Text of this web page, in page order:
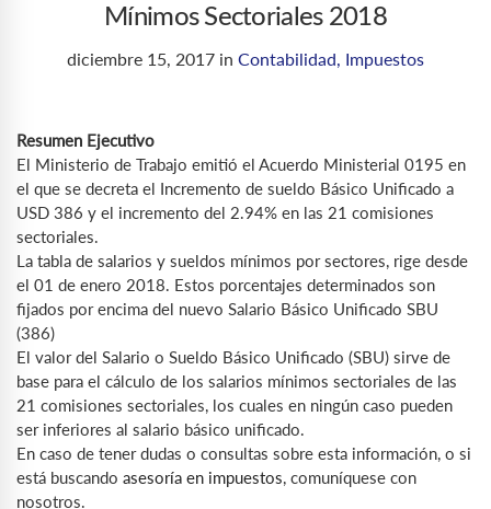
Mínimos Sectoriales 2018
diciembre 15, 2017 in Contabilidad Impuestos
Resumen Ejecutivo
El Ministerio de Trabajo emitió el Acuerdo Ministerial 0195 en
el que se decreta el Incremento de sueldo Básico Unificado a
USD 386 y el incremento del 2.94% en las 21 comisiones
sectoriales.
La tabla de salarios y sueldos mínimos por sectores, rige desde
el 01 de enero 2018. Estos porcentajes determinados son
fijados por encima del nuevo Salario Básico Unificado SBU
(386)
El valor del Salario o Sueldo Básico Unificado (SBU) sirve de
base para el cálculo de los salarios mínimos sectoriales de las
21 comisiones sectoriales, los cuales en ningún caso pueden
ser inferiores al salario básico unificado.
En caso de tener dudas o consultas sobre esta información, o si
está buscando asesoría en impuestos, comuníquese con
nosotros.